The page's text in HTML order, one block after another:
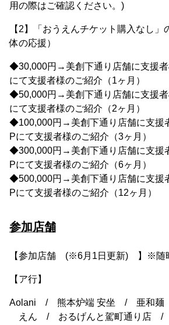
用の際はご確認ください。)
【2】「おうえんチケット購入なし」
体の応援）
◆30,000円→美創下通り店舗に支援者
にて支援者様のご紹介（1ヶ月）
◆50,000円→美創下通り店舗に支援者
にて支援者様のご紹介（2ヶ月）
◆100,000円→美創下通り店舗に支援
Pにて支援者様のご紹介（3ヶ月）
◆300,000円→美創下通り店舗に支援
Pにて支援者様のご紹介（6ヶ月）
◆500,000円→美創下通り店舗に支援
Pにて支援者様のご紹介（12ヶ月）
参加店舗
【参加店舗 (※6月1日更新) 】※随
【ア行】
Aolani / 熊本炉端 安坐 / 亜和
えん / おるげんと駕町通り店